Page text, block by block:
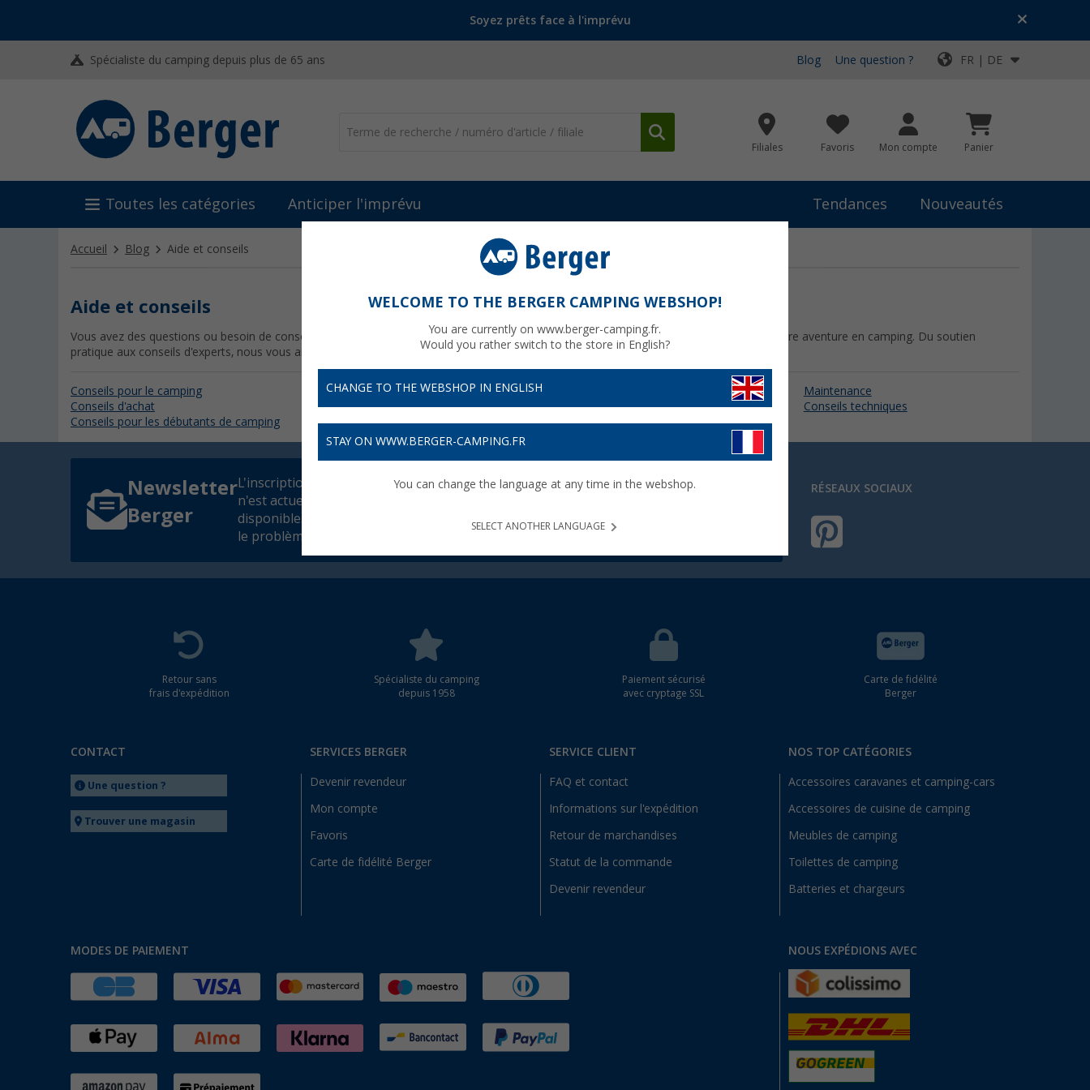
Soyez prêts face à l'imprévu
Spécialiste du camping depuis plus de 65 ans Blog Une question ? FR | DE
Filiales Favoris Mon compte Panier
Toutes les catégories Anticiper l'imprévu Tendances Nouveautés
Accueil Blog Aide et conseils
Aide et conseils
Vous avez des questions ou besoin de conseils ? Dans cette catégorie, vous trouverez tout ce qui concerne l'aide et les conseils pour votre aventure en camping. Du soutien
pratique aux conseils d'experts, nous vous aidons à faire les bons choix et à prendre la route en toute sérénité.
Conseils pour le camping Checklist
Maintenance
Conseils d'achat
Test de produits Energie et gaz
Conseils techniques
Conseils pour les débutants de camping
Tente
Newsletter
Berger
L'inscription à la newsletter
n'est actuellement pas
disponible. Nous corrigerons
le problème dès que possible.
RÉSEAUX SOCIAUX
Retour sans
frais d'expédition
Spécialiste du camping
depuis 1958
Paiement sécurisé
avec cryptage SSL
Carte de fidélité
Berger
CONTACT
Une question ?
Trouver une magasin
SERVICES BERGER
Devenir revendeur
Mon compte
Favoris
Carte de fidélité Berger
SERVICE CLIENT
FAQ et contact
Informations sur l'expédition
Retour de marchandises
Statut de la commande
Devenir revendeur
NOS TOP CATÉGORIES
Accessoires caravanes et camping-cars
Accessoires de cuisine de camping
Meubles de camping
Toilettes de camping
Batteries et chargeurs
MODES DE PAIEMENT NOUS EXPÉDIONS AVEC
WELCOME TO THE BERGER CAMPING WEBSHOP!
You are currently on www.berger-camping.fr.
Would you rather switch to the store in English?
CHANGE TO THE WEBSHOP IN ENGLISH
STAY ON WWW.BERGER-CAMPING.FR
You can change the language at any time in the webshop.
SELECT ANOTHER LANGUAGE